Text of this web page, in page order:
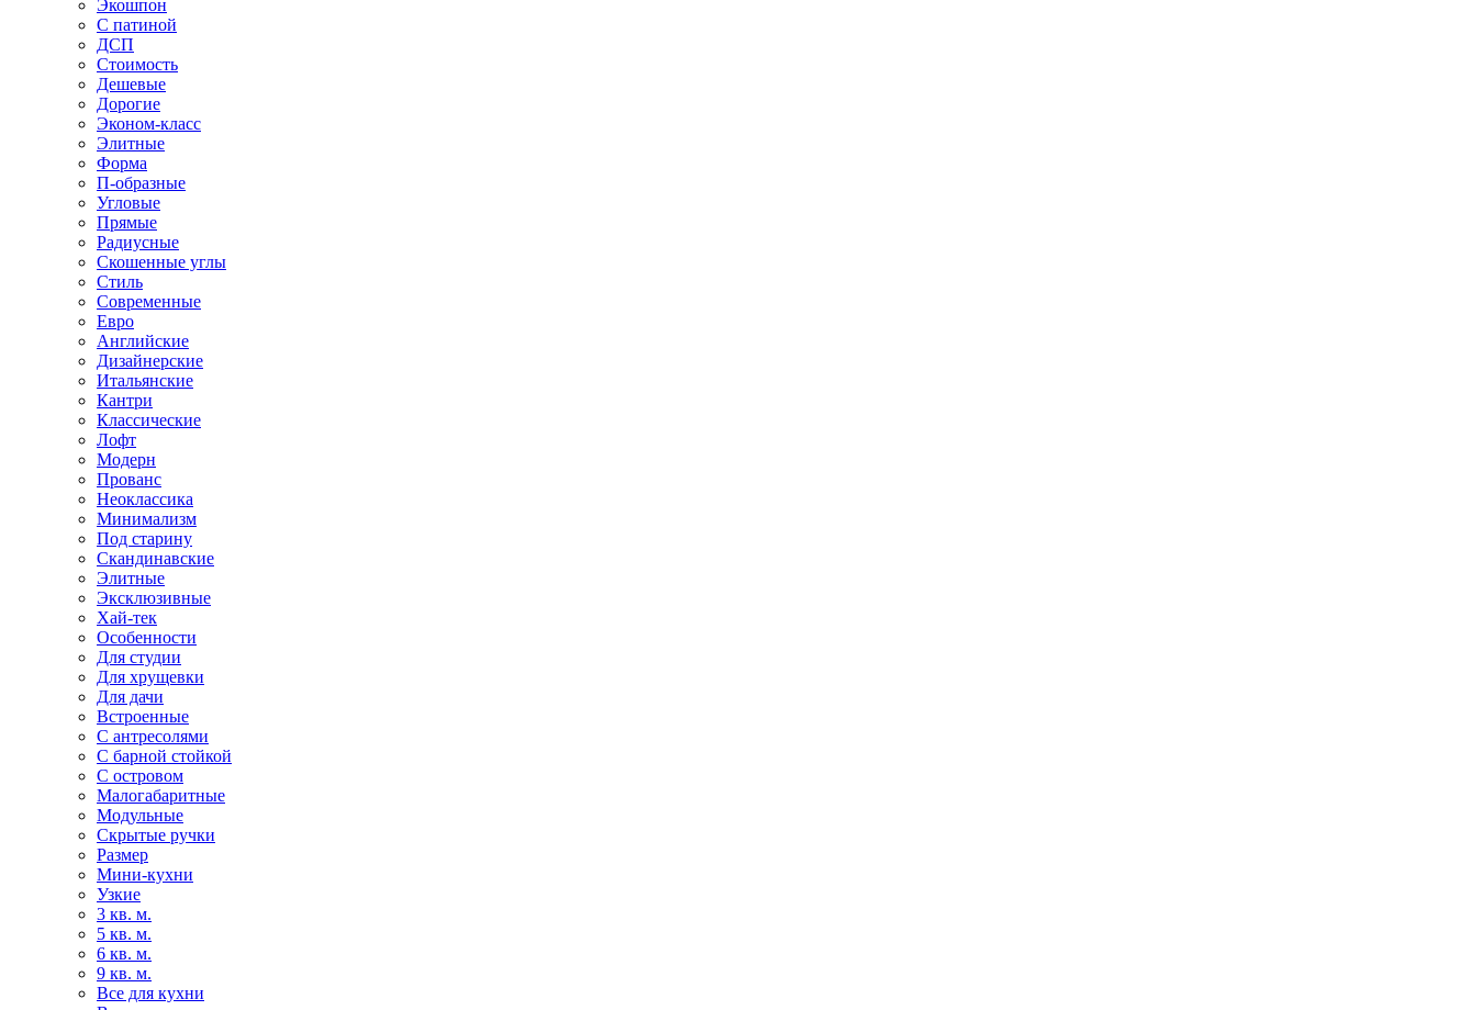
Экошпон
С патиной
ДСП
Стоимость
Дешевые
Дорогие
Эконом-класс
Элитные
Форма
П-образные
Угловые
Прямые
Радиусные
Скошенные углы
Стиль
Современные
Евро
Английские
Дизайнерские
Итальянские
Кантри
Классические
Лофт
Модерн
Прованс
Неоклассика
Минимализм
Под старину
Скандинавские
Элитные
Эксклюзивные
Хай-тек
Особенности
Для студии
Для хрущевки
Для дачи
Встроенные
С антресолями
С барной стойкой
С островом
Малогабаритные
Модульные
Скрытые ручки
Размер
Мини-кухни
Узкие
3 кв. м.
5 кв. м.
6 кв. м.
9 кв. м.
Все для кухни